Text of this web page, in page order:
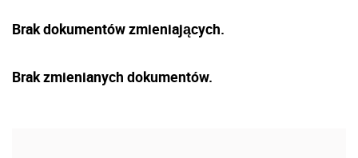
Brak dokumentów zmieniających.
Brak zmienianych dokumentów.